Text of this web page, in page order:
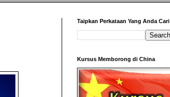
Taipkan Perkataan Yang Anda Cari
Kursus Memborong di China